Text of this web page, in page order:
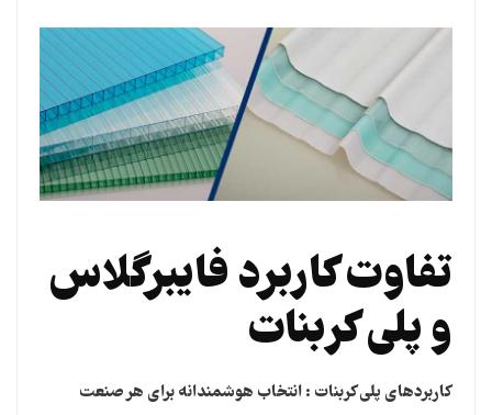
تفاوت کاربرد فایبرگلاس
و پلی کربنات
کاربردهای پلی کربنات : انتخاب هوشمندانه برای هر صنعت